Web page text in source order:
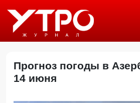
Прогноз погоды в
14 июня